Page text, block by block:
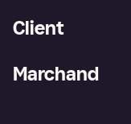
Client
Marchand